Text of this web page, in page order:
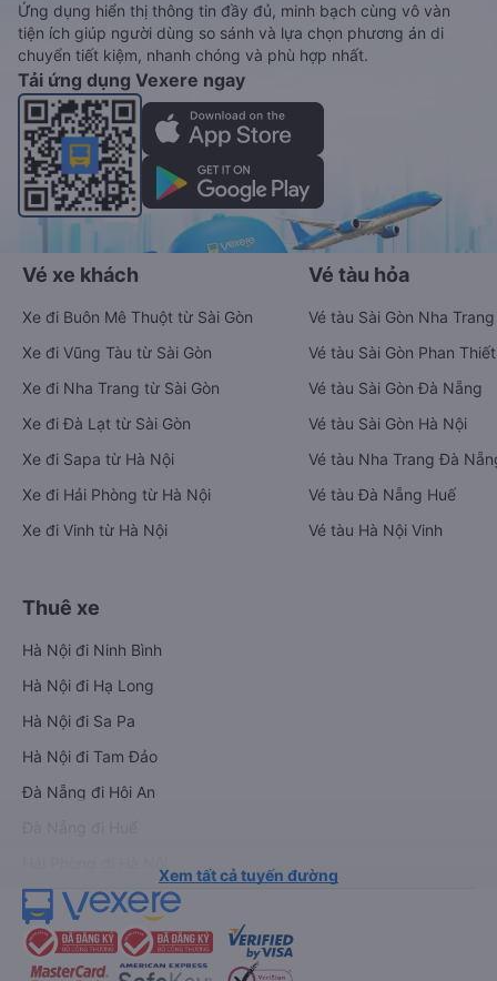
Ứng dụng hiển thị thông tin đầy đủ, minh bạch cùng vô vàn
tiện ích giúp người dùng so sánh và lựa chọn phương án di
chuyển tiết kiệm, nhanh chóng và phù hợp nhất.
Tải ứng dụng Vexere ngay
Vé xe khách
Xe đi Buôn Mê Thuột từ Sài Gòn
Xe đi Vũng Tàu từ Sài Gòn
Xe đi Nha Trang từ Sài Gòn
Xe đi Đà Lạt từ Sài Gòn
Xe đi Sapa từ Hà Nội
Xe đi Hải Phòng từ Hà Nội
Xe đi Vinh từ Hà Nội
Vé tàu hỏa
Vé tàu Sài Gòn Nha Trang
Vé tàu Sài Gòn Phan Thiết
Vé tàu Sài Gòn Đà Nẵng
Vé tàu Sài Gòn Hà Nội
Vé tàu Nha Trang Đà
Vé tàu Đà Nẵng Huế
Vé tàu Hà Nội Vinh
Thuê xe
Hà Nội đi Ninh Bình
Hà Nội đi Hạ Long
Hà Nội đi Sa Pa
Hà Nội đi Tam Đảo
Đà Nẵng đi Hội An
Xem tất cả tuyến đường